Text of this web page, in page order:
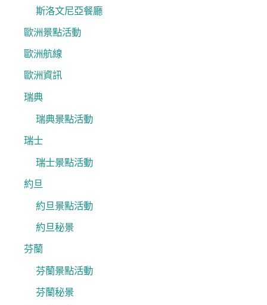
斯洛文尼亞餐廳
歐洲景點活動
歐洲航線
歐洲資訊
瑞典
瑞典景點活動
瑞士
瑞士景點活動
約旦
約旦景點活動
約旦秘景
芬蘭
芬蘭景點活動
芬蘭秘景